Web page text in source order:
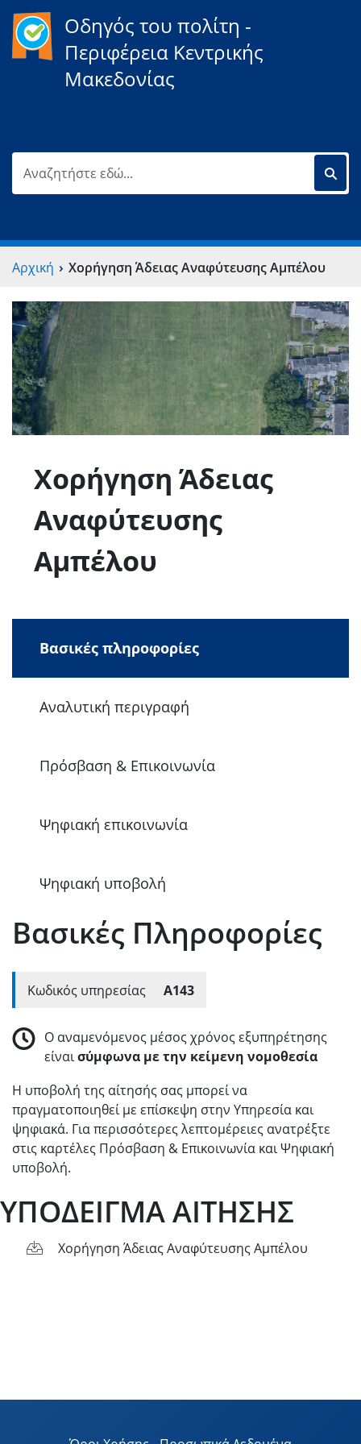
Οδηγός του πολίτη -
Περιφέρεια Κεντρικής
Μακεδονίας
Αρχική › Χορήγηση Άδειας Αναφύτευσης Αμπέλου
Χορήγηση Άδειας
Αναφύτευσης
Αμπέλου
Βασικές πληροφορίες
Αναλυτική περιγραφή
Πρόσβαση & Επικοινωνία
Ψηφιακή επικοινωνία
Ψηφιακή υποβολή
Βασικές Πληροφορίες
Κωδικός υπηρεσίας A143
Ο αναμενόμενος μέσος χρόνος εξυπηρέτησης
είναισύμφωνα με την κείμενη νομοθεσία
Η υποβολή της αίτησής σας μπορεί να
πραγματοποιηθεί με επίσκεψη στην Υπηρεσία και
ψηφιακά. Για περισσότερες λεπτομέρειες ανατρέξτε
στις καρτέλες Πρόσβαση & Επικοινωνία και Ψηφιακή
υποβολή.
ΥΠΟΔΕΙΓΜΑ ΑΙΤΗΣΗΣ
Χορήγηση Άδειας Αναφύτευσης Αμπέλου